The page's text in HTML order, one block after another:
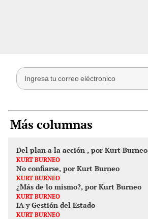
Más columnas
Del plan a la acción , por Kurt Burneo
KURT BURNEO
No confiarse, por Kurt Burneo
KURT BURNEO
¿Más de lo mismo?, por Kurt Burneo
KURT BURNEO
IA y Gestión del Estado
KURT BURNEO